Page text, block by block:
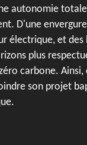
autonomie
D'une
électrique, et des
plus
carbone.
son projet